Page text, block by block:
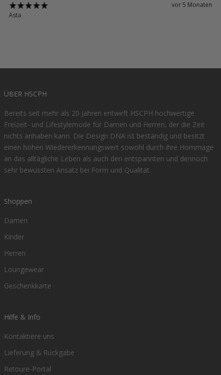
vor 5 Monaten
Asta
ÜBER HSCPH
Bereits seit mehr als 20 Jahren entwirft HSCPH hochwertige
Freizeit- und Lifestylemode für Damen und Herren, der die Zeit
nichts anhaben kann. Die Design DNA ist beständig und besitzt
einen hohen Wiedererkennungswert sowohl durch ihre Hommage
an das alltägliche Leben als auch den entspannten und dennoch
sehr bewussten Ansatz bei Form und Qualität.
Shoppen
Damen
Kinder
Herren
Loungewear
Geschenkkarte
Hilfe & Info
Kontaktiere uns
Lieferung & Rückgabe
Retoure-Portal